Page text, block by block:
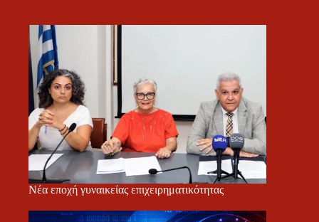
Νέα εποχή γυναικείας επιχειρηματικότητας